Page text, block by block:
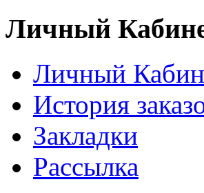
Личный
Личный
История
Закладки
Рассылка